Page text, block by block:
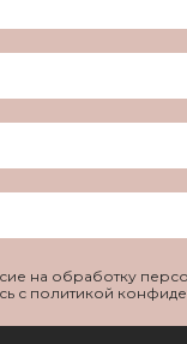
на обработку
с политикой